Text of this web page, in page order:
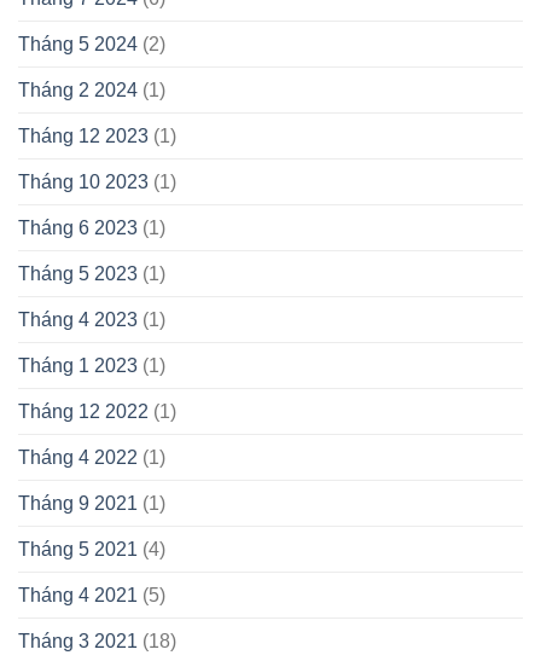
Tháng 5 2024 (2)
Tháng 2 2024 (1)
Tháng 12 2023 (1)
Tháng 10 2023 (1)
Tháng 6 2023 (1)
Tháng 5 2023 (1)
Tháng 4 2023 (1)
Tháng 1 2023 (1)
Tháng 12 2022 (1)
Tháng 4 2022 (1)
Tháng 9 2021 (1)
Tháng 5 2021 (4)
Tháng 4 2021 (5)
Tháng 3 2021 (18)